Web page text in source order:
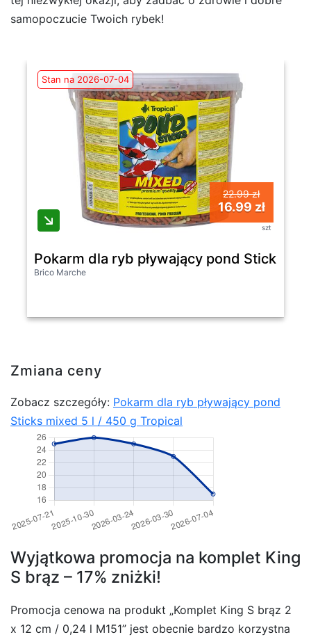
samopoczucie Twoich rybek!
Stan na 2026-07-04
22.99 zł
16.99 zł
szt
Pokarm dla ryb pływający pond Sticks
Brico Marche
Zmiana ceny
Zobacz szczegóły: Pokarm dla ryb pływający pond
Sticks mixed 5 l / 450 g Tropical
Wyjątkowa promocja na komplet King
S brąz – 17% zniżki!
Promocja cenowa na produkt „Komplet King S brąz 2
x 12 cm / 0,24 l M151” jest obecnie bardzo korzystna